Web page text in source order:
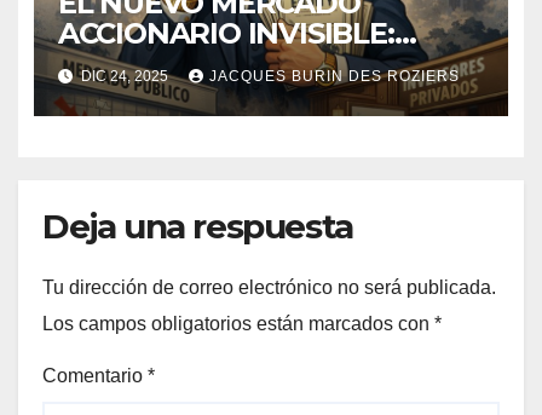
ACCIONARIO INVISIBLE:
ACCIONISTAS DE NIVEL 1
DIC 24, 2025 JACQUES BURIN DES ROZIERS
Deja una respuesta
Tu dirección de correo electrónico no será publicada.
Los campos obligatorios están marcados con *
Comentario *